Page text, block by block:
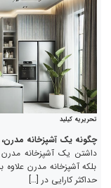
تحریریه کیلید
چگونه یک آشپزخانه مدرن،
داشتن یک آشپزخانه
بلکه آشپزخانه مدرن علاوه
حداکثر کارایی در […]